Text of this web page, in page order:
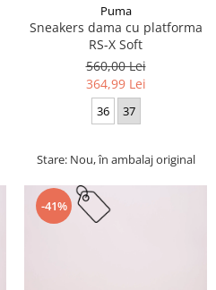
Puma
Sneakers dama cu platforma
RS-X Soft
560,00 Lei
364,99 Lei
36 37
Stare: Nou, în ambalaj original
-41%